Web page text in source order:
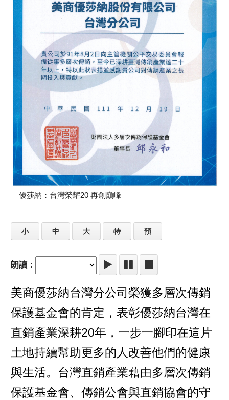
優莎納：台灣榮耀20 再創巔峰
小 中 大 特 預
朗讀：
美商優莎納台灣分公司榮獲多層次傳銷
保護基金會的肯定，表彰優莎納台灣在
直銷產業深耕20年，一步一腳印在這片
土地持續幫助更多的人改善他們的健康
與生活。台灣直銷產業藉由多層次傳銷
保護基金會、傳銷公會與直銷協會的守